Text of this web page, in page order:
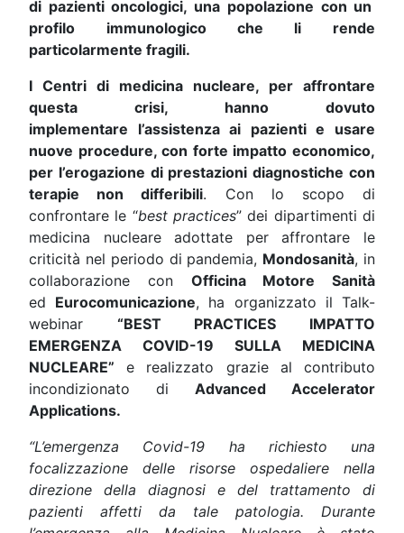
di pazientioncologici, una popolazione con un
profilo immunologico che li rende
particolarmente fragili.
I Centri di medicina nucleare, per affrontare
questa crisi, hanno dovuto
implementare l’assistenza ai pazienti e usare
nuove procedure, con forte impatto economico,
per l’erogazione di prestazioni diagnostiche con
terapie non differibili. Con lo scopo di
confrontare le “best practices” dei dipartimenti di
medicina nucleare adottate per affrontare le
criticità nel periodo di pandemia, Mondosanità, in
collaborazione con Officina Motore Sanità
ed Eurocomunicazione, ha organizzato il Talk-
webinar “BEST PRACTICES IMPATTO
EMERGENZA COVID-19 SULLA MEDICINA
NUCLEARE” e realizzato grazie al contributo
incondizionato di Advanced Accelerator
Applications.
“L’emergenza Covid-19 ha richiesto una
focalizzazione delle risorse ospedaliere nella
direzione della diagnosi e del trattamento di
pazienti affetti da tale patologia. Durante